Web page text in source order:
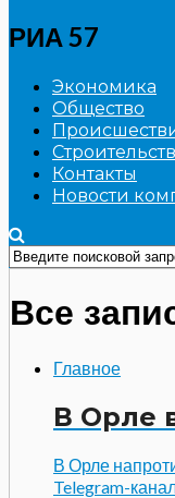
РИА 57
Экономика
Общество
Контакты
Новости
Все
Главное
В Орле
В Орле
Telegram-